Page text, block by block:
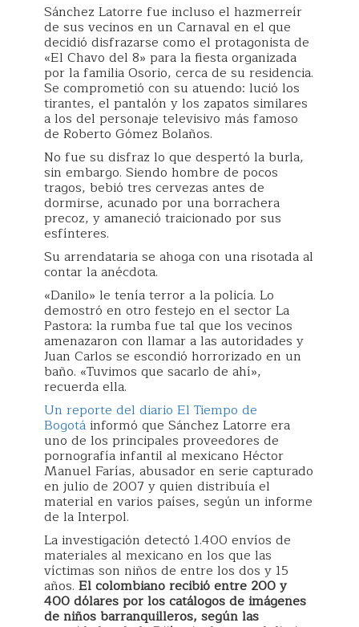
Sánchez Latorre fue incluso el hazmerreír
de sus vecinos en un Carnaval en el que
decidió disfrazarse como el protagonista de
«El Chavo del 8» para la fiesta organizada
por la familia Osorio, cerca de su residencia.
Se comprometió con su atuendo: lució los
tirantes, el pantalón y los zapatos similares
a los del personaje televisivo más famoso
de Roberto Gómez Bolaños.
No fue su disfraz lo que despertó la burla,
sin embargo. Siendo hombre de pocos
tragos, bebió tres cervezas antes de
dormirse, acunado por una borrachera
precoz, y amaneció traicionado por sus
esfínteres.
Su arrendataria se ahoga con una risotada al
contar la anécdota.
«Danilo» le tenía terror a la policía. Lo
demostró en otro festejo en el sector La
Pastora: la rumba fue tal que los vecinos
amenazaron con llamar a las autoridades y
Juan Carlos se escondió horrorizado en un
baño. «Tuvimos que sacarlo de ahí»,
recuerda ella.
Un reporte del diario El Tiempo de
Bogotáinformó que Sánchez Latorre era
uno de los principales proveedores de
pornografía infantil al mexicano Héctor
Manuel Farías, abusador en serie capturado
en julio de 2007 y quien distribuía el
material en varios países, según un informe
de la Interpol.
La investigación detectó 1.400 envíos de
materiales al mexicano en los que las
víctimas son niños de entre los dos y 15
años. El colombiano recibió entre 200 y
400 dólares por los catálogos de imágenes
de niños barranquilleros, según las